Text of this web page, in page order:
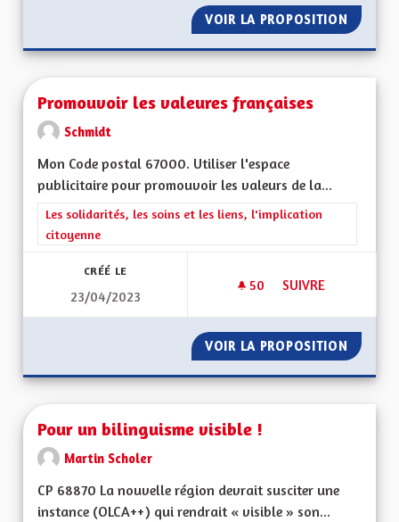
VOIR LA PROPOSITION LE
Promouvoir les valeures françaises
Schmidt
Mon Code postal 67000. Utiliser l'espace
publicitaire pour promouvoir les valeurs de la...
Filtrer les résultats de la catégorie : Les solidarités, les soins
Les solidarités, les soins et les liens, l'implication
citoyenne
CRÉÉ LE
23/04/2023
50 50 ABONNÉS
SUIVRE
VOIR LA PROPOSITION
Pour un bilinguisme visible !
Martin Scholer
CP 68870 La nouvelle région devrait susciter une
instance (OLCA++) qui rendrait « visible » son...